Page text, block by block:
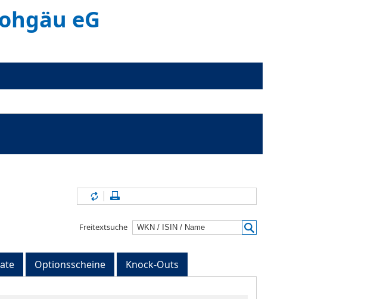
eG
Inhalte aktualisieren
Freitextsuche
Optionsscheine Knock-Outs